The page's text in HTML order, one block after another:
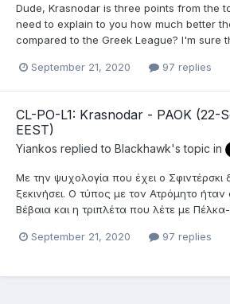
Dude, Krasnodar is three points from the
need to explain to you how much better
compared to the Greek League? I'm sure
September 21, 2020 97 replies
CL-PO-L1: Krasnodar - PAOK (22-
EEST)
Yiankos replied to Blackhawk's topic in
Με την ψυχολογία που έχει ο
ξεκινήσει. Ο τύπος με τον Ατρόμητο
Βέβαια και η τριπλέτα που λέτε με Πέλκα-
September 21, 2020 97 replies